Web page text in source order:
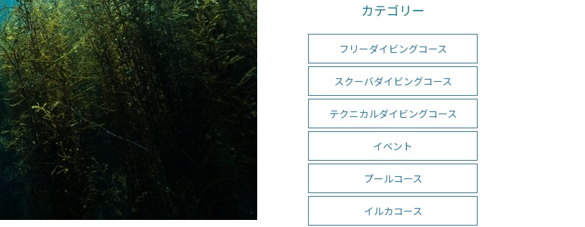
カテゴリー
フリーダイビングコース
スクーバダイビングコース
テクニカルダイビングコース
イベント
プールコース
イルカコース